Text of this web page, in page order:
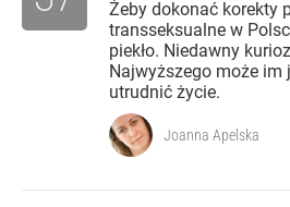
Żeby dokonać korekty
transseksualne w
piekło. Niedawny
Najwyższego może im
utrudnić życie.
Joanna Apelska